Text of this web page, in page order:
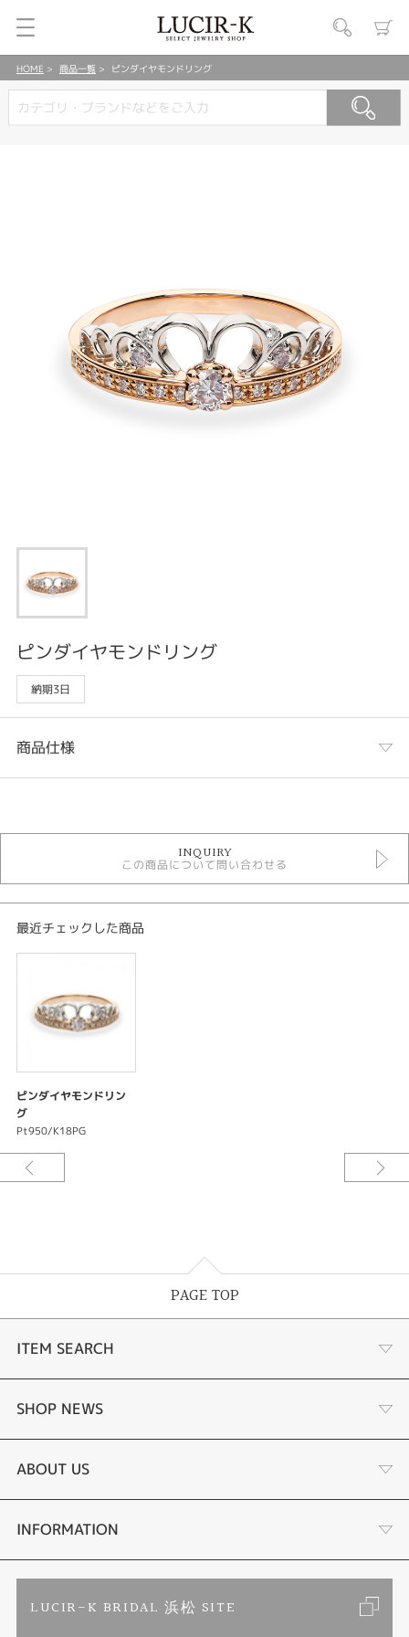
HOME 商品一覧 ピンダイヤモンドリング
ピンダイヤモンドリング
納期3日
商品仕様
2023年9月ピンクダイヤモンド
カラット
紹介文
※この商品は2023年9月15日～17日期間限定商品になります。
※数に限りがあります。なくなり次第終了となります。
INQUIRY
この商品について問い合わせる
最近チェックした商品
ピンダイヤモンドリン
グ
Pt950/K18PG
PAGE TOP
ITEM SEARCH
あこや真珠
黒蝶真珠
時計
色石
SHOP NEWS
個性溢れる色石の魅力
YouTube ルシルケイチャンネル
ブライダルリングサイト
ABOUT US
店舗情報・会社概要
INFORMATION
LUCIR-K BRIDAL 浜松 SITE